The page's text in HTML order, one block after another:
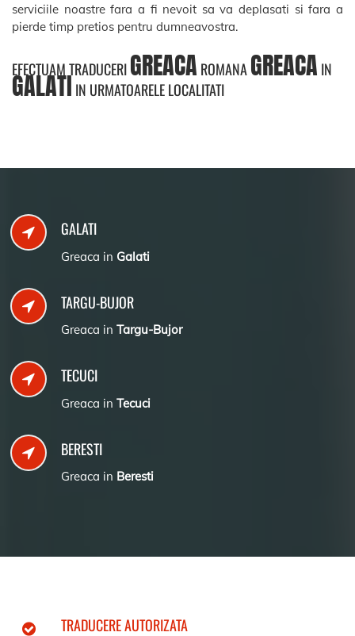
serviciile noastre fara a fi nevoit sa va deplasati si fara a
pierde timp pretios pentru dumneavostra.
EFECTUAM TRADUCERIGREACA ROMANAGREACA IN
GALATIIN URMATOARELE LOCALITATI
GALATI
Greaca in Galati
TARGU-BUJOR
Greaca in Targu-Bujor
TECUCI
Greaca in Tecuci
BERESTI
Greaca in Beresti
TRADUCERE AUTORIZATA